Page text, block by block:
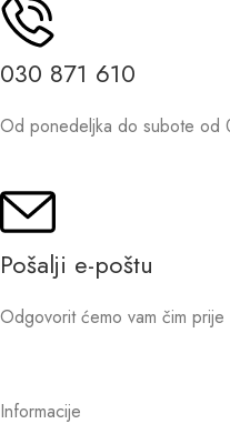
030 871 610
Od ponedeljka do subote
Pošalji e-poštu
Odgovorit ćemo vam čim prije
Informacije